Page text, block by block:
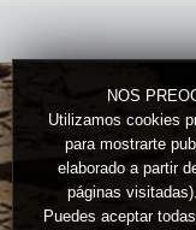
NOS
Utilizamos cookies
para mostrarte
elaborado a partir
páginas
Puedes aceptar